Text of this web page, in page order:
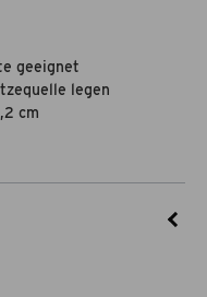
geeignet
legen
cm